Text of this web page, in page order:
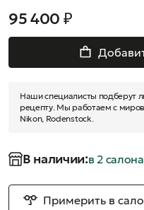
95 400 ₽
Наши специалисты подберут
рецепту. Мы работаем с
Nikon, Rodenstock.
В наличии:в 2
Примерить в